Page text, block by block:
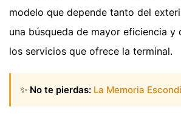
modelo que depende tanto del
una búsqueda de mayor eficiencia y
los servicios que ofrece la terminal.
✨ No te pierdas: La Memoria